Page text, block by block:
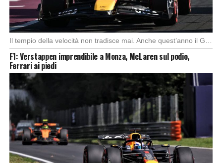
Foto: SkySport
F1: Verstappen imprendibile a Monza, McLaren sul podio,
Ferrari ai piedi